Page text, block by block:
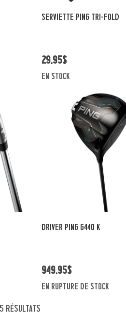
Vue rapide
SERVIETTE PING TRI-FOLD
29,95$
en stock
Vue rapide
DRIVER PING G440 K
949,95$
En rupture de stock
résultats